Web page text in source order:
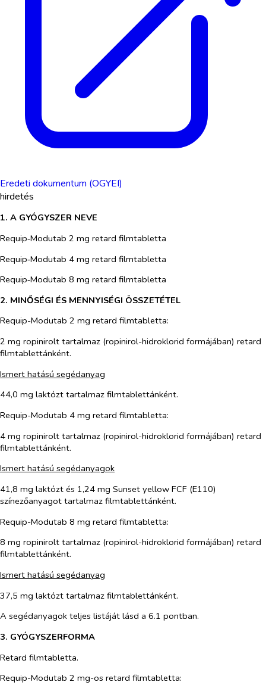
Eredeti dokumentum (OGYEI)
hirdetés
1. A GYÓGYSZER NEVE
Requip‑Modutab 2 mg retard filmtabletta
Requip‑Modutab 4 mg retard filmtabletta
Requip‑Modutab 8 mg retard filmtabletta
2. MINŐSÉGI ÉS MENNYISÉGI ÖSSZETÉTEL
Requip-Modutab 2 mg retard filmtabletta:
2 mg ropinirolt tartalmaz (ropinirol-hidroklorid formájában) retard
filmtablettánként.
Ismert hatású segédanyag
44,0 mg laktózt tartalmaz filmtablettánként.
Requip-Modutab 4 mg retard filmtabletta:
4 mg ropinirolt tartalmaz (ropinirol-hidroklorid formájában) retard
filmtablettánként.
Ismert hatású segédanyagok
41,8 mg laktózt és 1,24 mg Sunset yellow FCF (E110)
színezőanyagot tartalmaz filmtablettánként.
Requip-Modutab 8 mg retard filmtabletta:
8 mg ropinirolt tartalmaz (ropinirol-hidroklorid formájában) retard
filmtablettánként.
Ismert hatású segédanyag
37,5 mg laktózt tartalmaz filmtablettánként.
A segédanyagok teljes listáját lásd a 6.1 pontban.
3. GYÓGYSZERFORMA
Retard filmtabletta.
Requip-Modutab 2 mg-os retard filmtabletta: